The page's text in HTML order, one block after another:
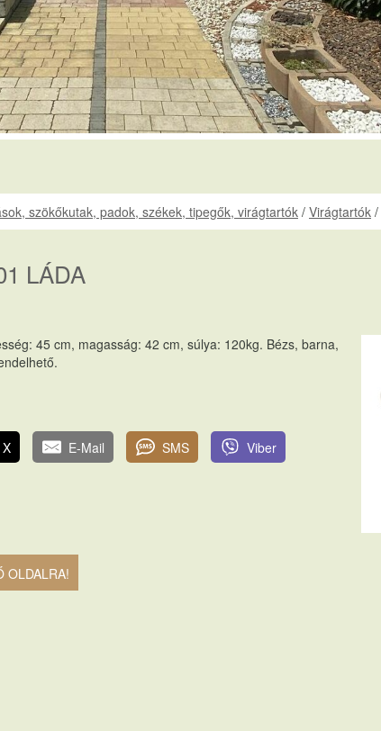
szökőkutak, padok, székek, tipegők, virágtartók / Virágtartók /
LÁDA
45 cm, magasság: 42 cm, súlya: 120kg. Bézs, barna,
X E-Mail SMS Viber
OLDALRA!